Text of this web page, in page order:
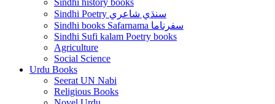
Sindhi history books
Sindhi Poetry سنڌي شاعري
Sindhi books Safarnama سفرناما
Sindhi Sufi kalam Poetry books
Agriculture
Social Science
Urdu Books
Seerat UN Nabi
Religious Books